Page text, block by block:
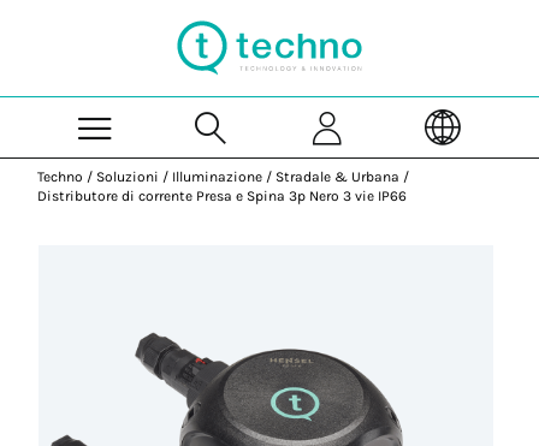
Techno / Soluzioni / Illuminazione / Stradale & Urbana /
Distributore di corrente Presa e Spina 3p Nero 3 vie IP66